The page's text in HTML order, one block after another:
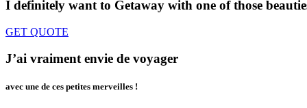
I definitely want to Getaway with one of those
GET QUOTE
J’ai vraiment envie de voyager
avec une de ces petites merveilles !